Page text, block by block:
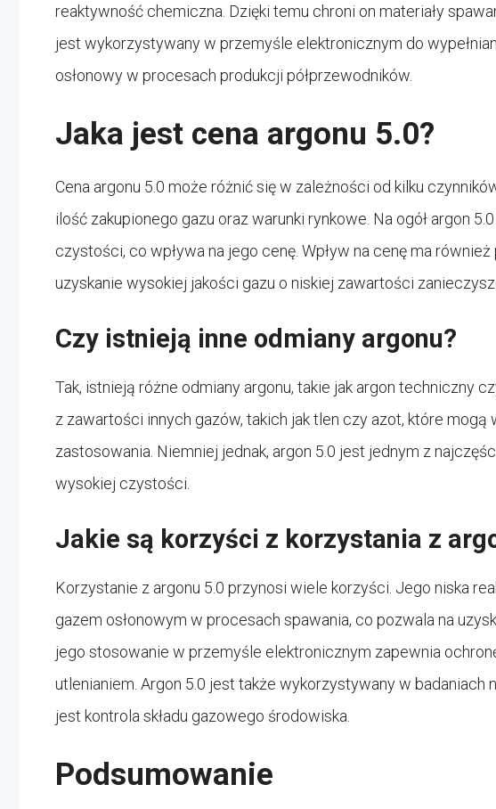
reaktywność chemiczna. Dzięki temu chroni on materiały
jest wykorzystywany w przemyśle elektronicznym do
osłonowy w procesach produkcji półprzewodników.
Jaka jest cena argonu 5.0?
Cena argonu 5.0 może różnić się w zależności od kilku
ilość zakupionego gazu oraz warunki rynkowe. Na ogół argon
czystości, co wpływa na jego cenę. Wpływ na cenę ma
uzyskanie wysokiej jakości gazu o niskiej zawartości
Czy istnieją inne odmiany argonu?
Tak, istnieją różne odmiany argonu, takie jak argon techniczny
z zawartości innych gazów, takich jak tlen czy azot, które mogą
zastosowania. Niemniej jednak, argon 5.0 jest jednym z
wysokiej czystości.
Jakie są korzyści z korzystania z
Korzystanie z argonu 5.0 przynosi wiele korzyści. Jego niska
gazem osłonowym w procesach spawania, co pozwala na
jego stosowanie w przemyśle elektronicznym zapewnia
utlenianiem. Argon 5.0 jest także wykorzystywany w badaniach
jest kontrola składu gazowego środowiska.
Podsumowanie